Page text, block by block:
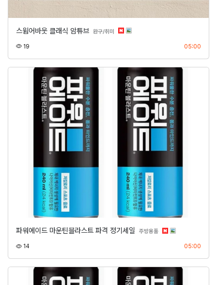
스윔어바웃 클래식 암튜브 완구/취미 분류
19 05:00
파워에이드 마운틴블라스트 파격 정기세일 주방용품분류
14조회 05:00